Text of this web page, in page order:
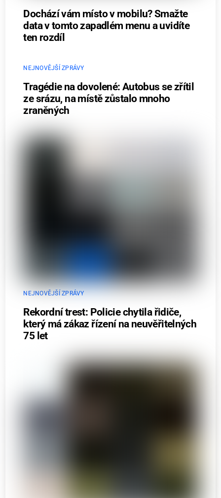
Dochází vám místo v mobilu? Smažte
data v tomto zapadlém menu a uvidíte
ten rozdíl
NEJNOVĚJŠÍ ZPRÁVY
Tragédie na dovolené: Autobus se zřítil
ze srázu, na místě zůstalo mnoho
zraněných
NEJNOVĚJŠÍ ZPRÁVY
Rekordní trest: Policie chytila řidiče,
který má zákaz řízení na neuvěřitelných
75 let